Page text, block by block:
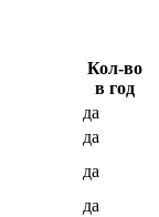
Кол-во
в год
да
да
да
да